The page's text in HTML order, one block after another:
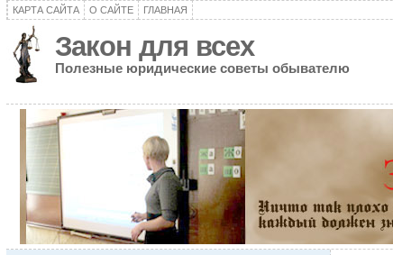
КАРТА САЙТА О САЙТЕ ГЛАВНАЯ
Закон для всех
Полезные юридические советы обывателю